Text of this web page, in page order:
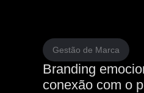
Gestão de Marca
Branding
conexão com o